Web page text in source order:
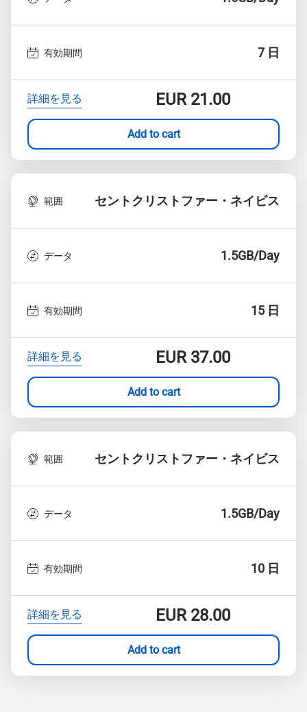
有効期間 7 日
詳細を見る EUR21.00
Add to cart
範囲 セントクリストファー・ネイビス
データ 1.5GB/Day
有効期間 15 日
詳細を見る EUR37.00
Add to cart
範囲 セントクリストファー・ネイビス
データ 1.5GB/Day
有効期間 10 日
詳細を見る EUR28.00
Add to cart